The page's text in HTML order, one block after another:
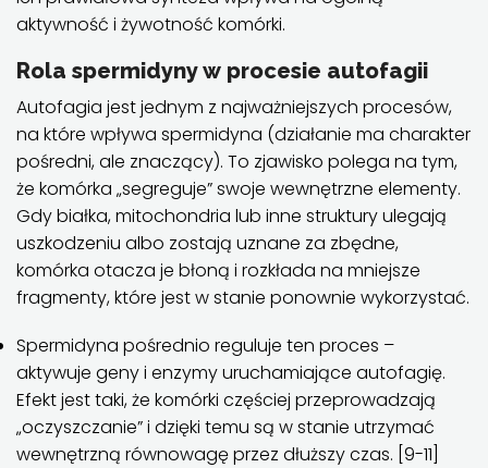
aktywność i żywotność komórki.
Rola spermidyny w procesie autofagii
Autofagia jest jednym z najważniejszych procesów,
na które wpływa spermidyna (działanie ma charakter
pośredni, ale znaczący). To zjawisko polega na tym,
że komórka „segreguje” swoje wewnętrzne elementy.
Gdy białka, mitochondria lub inne struktury ulegają
uszkodzeniu albo zostają uznane za zbędne,
komórka otacza je błoną i rozkłada na mniejsze
fragmenty, które jest w stanie ponownie wykorzystać.
Spermidyna pośrednio reguluje ten proces –
aktywuje geny i enzymy uruchamiające autofagię.
Efekt jest taki, że komórki częściej przeprowadzają
„oczyszczanie” i dzięki temu są w stanie utrzymać
wewnętrzną równowagę przez dłuższy czas. [9-11]